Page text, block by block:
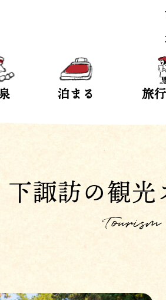
泊まる 旅
下諏訪の観光
Tourism